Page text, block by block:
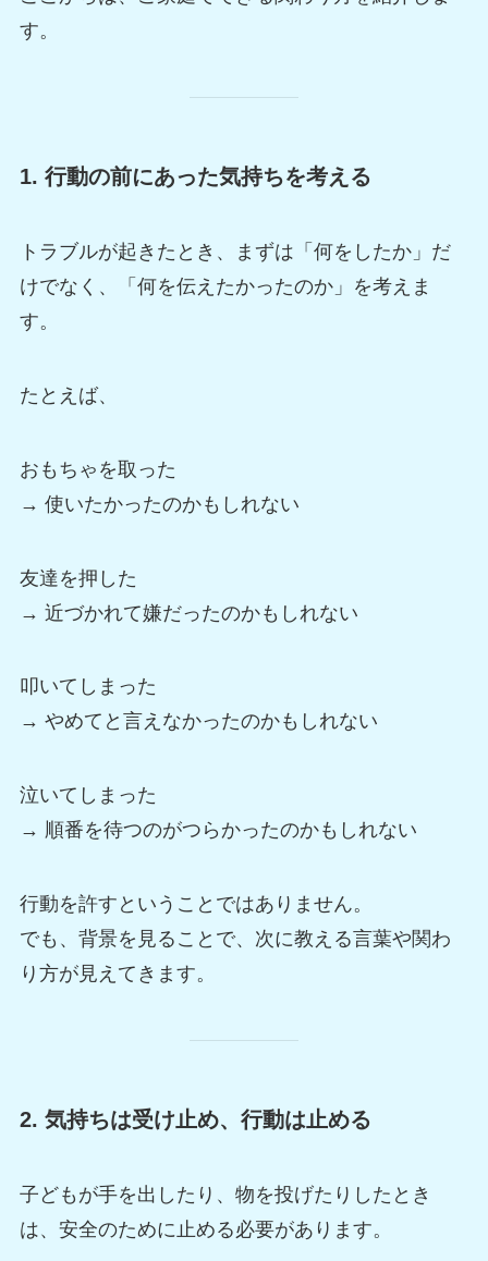
す。
1. 行動の前にあった気持ちを考える
トラブルが起きたとき、まずは「何をしたか」だ
けでなく、「何を伝えたかったのか」を考えま
す。
たとえば、
おもちゃを取った
→ 使いたかったのかもしれない
友達を押した
→ 近づかれて嫌だったのかもしれない
叩いてしまった
→ やめてと言えなかったのかもしれない
泣いてしまった
→ 順番を待つのがつらかったのかもしれない
行動を許すということではありません。
でも、背景を見ることで、次に教える言葉や関わ
り方が見えてきます。
2. 気持ちは受け止め、行動は止める
子どもが手を出したり、物を投げたりしたとき
は、安全のために止める必要があります。